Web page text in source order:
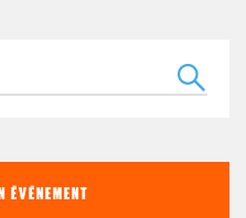
ÉVÉNEMENT